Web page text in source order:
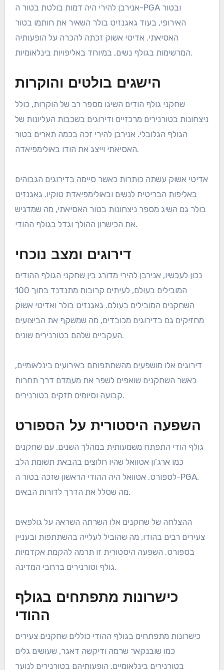
אנירבן להירי היה דמות בולטת בטור ה-PGA ובטור
האירופי, בעוד גאגנזיט בולר השאיר את חותמו בטור
האסיאתי. אדיטי אשוק זכתה להכרה על הופעותיה
המרשימות בגולף נשים, במיוחד באליפויות בינלאומיות.
הישגים בולטים והוקרות
שחקני גולף הודים השיגו מספר רב של הוקרות, כולל
ניצחונות בטורנירים מרכזיים ודירוגים בשכבות העליונות של
הגולף הגלובלי. אנירבן להירי זכה בכמה תארים בטור
האסיאתי וייצג את הודו באולימפיאדה.
אדיטי אשוק עשתה כותרות כאשר סיימה בדירוגים הגבוהים
באליפות הבריטית לנשים ובאולימפיאדת טוקיו. גאגנזיט
בולר גם השיג מספר ניצחונות בטור האסיאתי, מה שמדגיש
את הכישרון ההולך וגדל בגולף ההודי.
דירוגים ומצב נוכחי
נכון לעכשיו, אנירבן להירי מדורג בין שחקני הגולף ההודים
המובילים בעולם, לעיתים קרובות מתנדנד בתוך 100
השחקנים המובילים בעולם. גאגנזיט בולר ואדיטי אשוק
מחזיקים גם בדירוגים מכובדים, מה שמשקף את הביצועים
העקביים שלהם בטורנירים שונים.
דירוגים אלו מושפעים מהשתתפותם באירועים בינלאומיים,
כאשר השחקנים שואפים לשפר את מעמדם דרך תחרות
קבועה וסיומים חזקים בטורנירים.
השפעה היסטורית על הספורט
גולף הודי התפתח משמעותית במהלך השנים, עם שחקנים
כמו ארג’ון אטוואל שהיו חלוצים בהבאת תשומת הלב
לספורט. אטוואל היה ההודי הראשון שזכה בטור ה-PGA,
מה שסלל את הדרך לדורות הבאים.
ההצלחה של שחקנים אלו השרתה השראה על גולפאים
צעירים רבים בהודו, מה שהוביל לעלייה בהשתתפות ובעניין
בספורט. השפעה היסטורית זו תרמה להקמת אקדמיות
גולף וטורנירים ברחבי המדינה.
כישרונות מתפתחים בגולף
ההודי
כישרונות מתפתחים בגולף ההודי כוללים שחקנים צעירים
כמו שובנקאר שרמה ודיקשה דאגר, שעושים גלים
בטורנירים בינלאומיים. הופעותיהם בטורנירים לנוער